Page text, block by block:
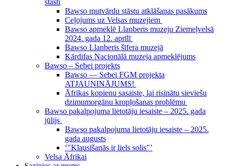
stāsti
Bawso mutvārdu stāstu atklāšanas pasākums
Ceļojums uz Velsas muzejiem
Bawso apmeklē Llanberis muzeju Ziemeļvelsā
2024. gada 12. aprīlī
Bawso Llanberis šīfera muzejā
Kārdifas Nacionālā muzeja apmeklējums
Bawso – Sebei projekts
Bawso — Sebei FGM projekta
ATJAUNINĀJUMS!
Āfrikas kopienu sasaiste, lai risinātu sieviešu
dzimumorgānu kropļošanas problēmu
Bawso pakalpojuma lietotāju iesaiste – 2025. gada
jūlijs
Bawso pakalpojuma lietotāju iesaiste – 2025.
gada augusts
‘"Klausīšanās ir liels solis"’
Velsa Āfrikai